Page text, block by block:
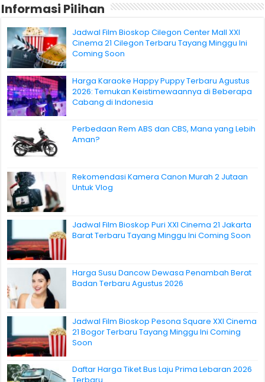
Informasi Pilihan
Jadwal Film Bioskop Cilegon Center Mall XXI
Cinema 21 Cilegon Terbaru Tayang Minggu Ini
Coming Soon
Harga Karaoke Happy Puppy Terbaru Agustus
2026: Temukan Keistimewaannya di Beberapa
Cabang di Indonesia
Perbedaan Rem ABS dan CBS, Mana yang Lebih
Aman?
Rekomendasi Kamera Canon Murah 2 Jutaan
Untuk Vlog
Jadwal Film Bioskop Puri XXI Cinema 21 Jakarta
Barat Terbaru Tayang Minggu Ini Coming Soon
Harga Susu Dancow Dewasa Penambah Berat
Badan Terbaru Agustus 2026
Jadwal Film Bioskop Pesona Square XXI Cinema
21 Bogor Terbaru Tayang Minggu Ini Coming
Soon
Daftar Harga Tiket Bus Laju Prima Lebaran 2026
Terbaru